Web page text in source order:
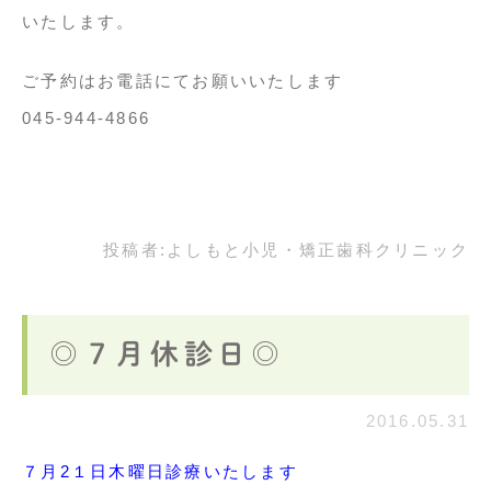
いたします。
ご予約はお電話にてお願いいたします
045-944-4866
投稿者: よしもと小児・矯正歯科クリニック
◎７月休診日◎
2016.05.31
７月2１日木曜日診療いたします